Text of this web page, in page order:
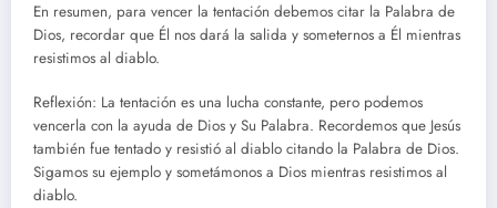
En resumen, para vencer la tentación debemos citar la Palabra de
Dios, recordar que Él nos dará la salida y someternos a Él mientras
resistimos al diablo.
Reflexión: La tentación es una lucha constante, pero podemos
vencerla con la ayuda de Dios y Su Palabra. Recordemos que Jesús
también fue tentado y resistió al diablo citando la Palabra de Dios.
Sigamos su ejemplo y sometámonos a Dios mientras resistimos al
diablo.